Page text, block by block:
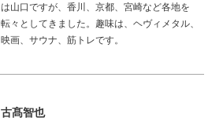
は山口ですが、香川、京都、宮崎など各地を
転々としてきました。趣味は、ヘヴィメタル、
映画、サウナ、筋トレです。
古髙智也